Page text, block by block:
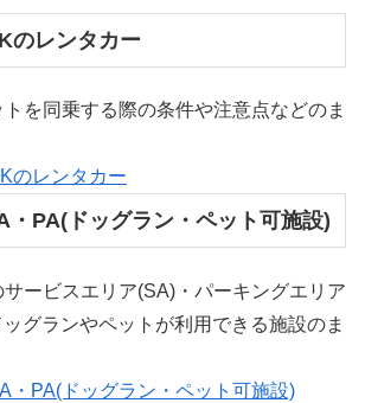
のレンタカー
を同乗する際の条件や注意点などのま
のレンタカー
・PA(ドッグラン・ペット可施設)
ービスエリア(SA)・パーキングエリア
グランやペットが利用できる施設のま
・PA(ドッグラン・ペット可施設)